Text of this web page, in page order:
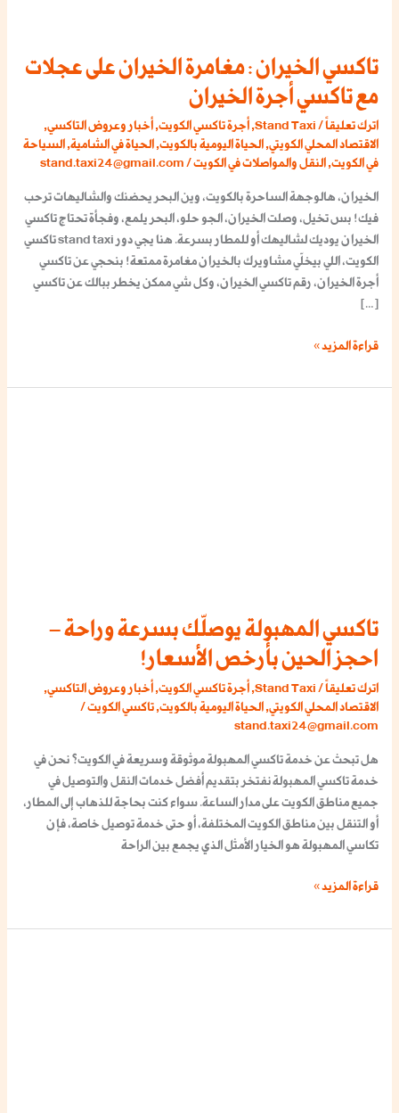
تاكسي الخيران : مغامرة الخيران على عجلات
مع تاكسي أجرة الخيران
اترك تعليقاً/
Stand Taxi
,أجرة تاكسي الكويت,أخبار وعروض التاكسي,
الاقتصاد المحلي الكويتي,الحياة اليومية بالكويت,الحياة في الشامية,السياحة
في الكويت,النقل والمواصلات في الكويت/
stand.taxi24@gmail.com
الخيران، هالوجهة الساحرة بالكويت، وين البحر يحضنك والشاليهات ترحب
فيك! بس تخيل، وصلت الخيران، الجو حلو، البحر يلمع، وفجأة تحتاج تاكسي
الخيران يوديك لشاليهك أو للمطار بسرعة. هنا يجي دور stand taxi تاكسي
الكويت، اللي بيخلّي مشاويرك بالخيران مغامرة ممتعة! بنحجي عن تاكسي
أجرة الخيران، رقم تاكسي الخيران، وكل شي ممكن يخطر ببالك عن تاكسي
[…]
قراءة المزيد »
تاكسي المهبولة يوصلّك بسرعة وراحة –
احجز الحين بأرخص الأسعار!
اترك تعليقاً/
Stand Taxi
, أجرة تاكسي الكويت, أخبار وعروض التاكسي,
الاقتصاد المحلي الكويتي, الحياة اليومية بالكويت,تاكسي الكويت/
stand.taxi24@gmail.com
هل تبحث عن خدمة تاكسي المهبولة موثوقة وسريعة في الكويت؟ نحن في
خدمة تاكسي المهبولة نفتخر بتقديم أفضل خدمات النقل والتوصيل في
جميع مناطق الكويت على مدار الساعة. سواء كنت بحاجة للذهاب إلى المطار،
أو التنقل بين مناطق الكويت المختلفة، أو حتى خدمة توصيل خاصة، فإن
تكاسي المهبولة هو الخيار الأمثل الذي يجمع بين الراحة
قراءة المزيد »